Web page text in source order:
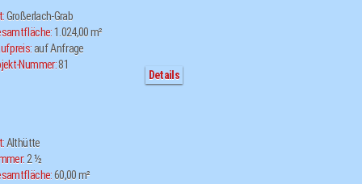
Großerlach-Grab
1.024,00 m²
auf Anfrage
Nummer:81
Details
Althütte
2 ½
60,00 m²